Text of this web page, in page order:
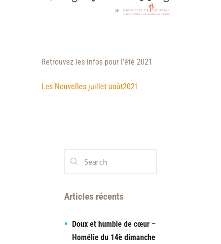
Retrouvez les infos pour l’été 2021
Les Nouvelles juillet-août2021
Articles récents
Doux et humble de cœur –
Homélie du 14è dimanche